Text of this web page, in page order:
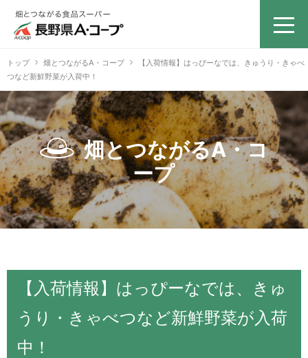
トップ 畑とつながるA・コープ
【入荷情報】はっぴーなでは、きゅうり・きゃべ
つなど新鮮野菜が入荷中！
畑とつながるA・コ
ープ
【入荷情報】はっぴーなでは、きゅ
うり・きゃべつなど新鮮野菜が入荷
中！